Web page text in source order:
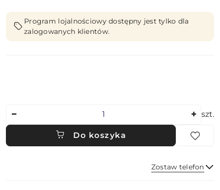
Program lojalnościowy dostępny jest tylko dla
zalogowanych klientów.
szt.
Do koszyka
Zostaw telefon